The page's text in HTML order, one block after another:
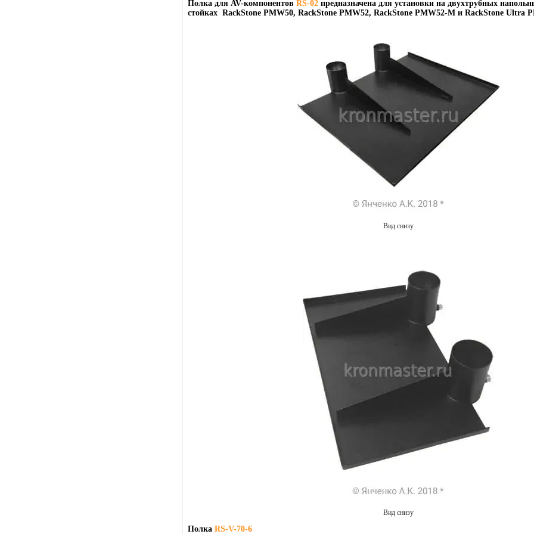
Полка для AV-компонентов RS-02 предназначена для установки на двухтрубных
стойках RackStone PMW50, RackStone PMW52, RackStone PMW52-M и RackStone Ultra
Вид снизу
Вид снизу
Полка RS-V-70-6